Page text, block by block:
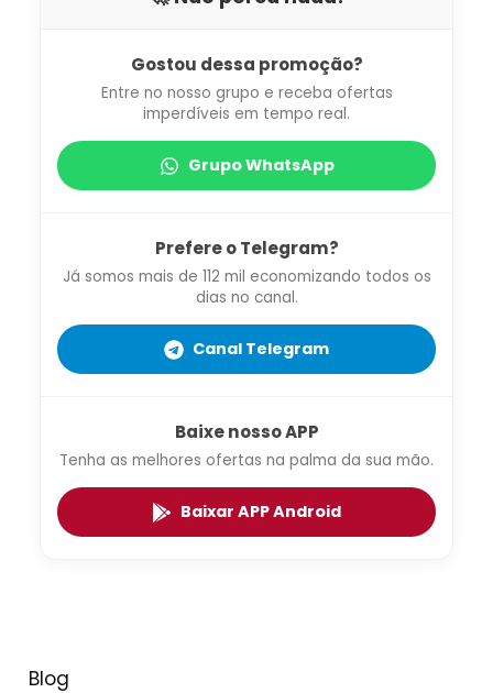
Gostou dessa promoção?
Entre no nosso grupo e receba ofertas
imperdíveis em tempo real.
Grupo WhatsApp
Prefere o Telegram?
Já somos mais de 112 mil economizando todos os
dias no canal.
Canal Telegram
Baixe nosso APP
Tenha as melhores ofertas na palma da sua mão.
Baixar APP Android
Blog